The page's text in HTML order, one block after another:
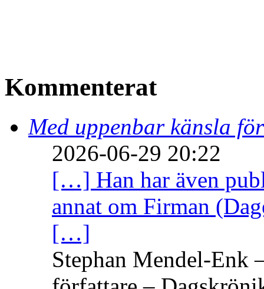
Kommenterat
Med uppenbar känsla
2026-06-29 20:22
[…] Han har även
annat om Firman
[…]
Stephan Mendel-Enk